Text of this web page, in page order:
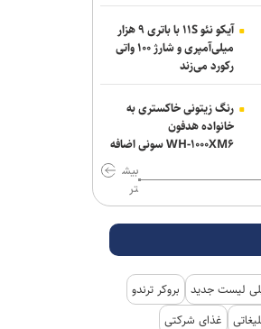
کرد
رویترز: آمریکایی‌ها نگران
آیکو نئو ۱۱S با باتری ۹ هزار
میلی‌آمپری و شارژ ۱۰۰ واتی
رکورد می‌زند
رنگ زیتونی خاکستری به
خانواده هدفون
WH-۱۰۰۰XM۶ سونی اضافه
بیش
تر
لیست جدید
بروکر ترندو
غذای شرکتی